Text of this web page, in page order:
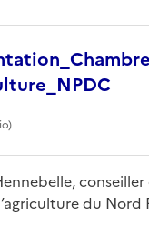
conseiller
du Nord